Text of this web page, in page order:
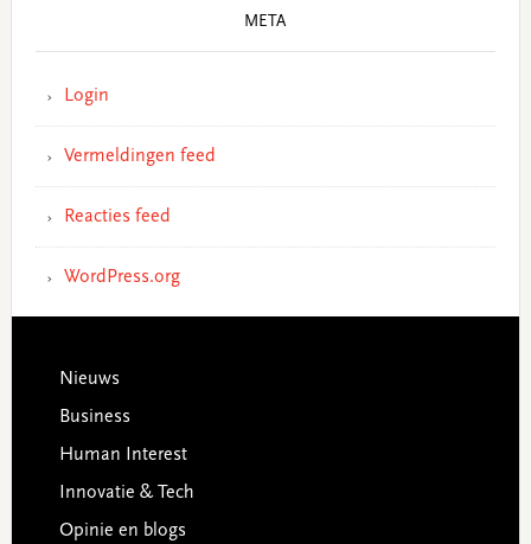
META
Login
Vermeldingen feed
Reacties feed
WordPress.org
Footer
Nieuws
Business
Human Interest
Innovatie & Tech
Opinie en blogs